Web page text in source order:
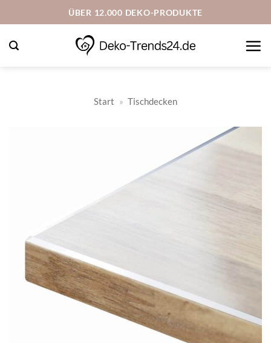
Inhalt
springen
ÜBER 12.000 DEKO-PRODUKTE
Start » Tischdecken